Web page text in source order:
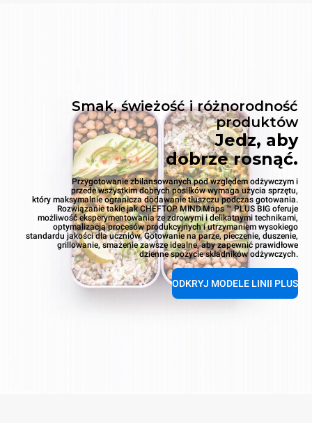
Smak, świeżość i różnorodność
produktów
Jedz, aby
dobrze rosnąć.
Przygotowanie zbilansowanych pod względem odżywczym i
przede wszystkim dobrych posiłków wymaga użycia sprzętu,
który maksymalnie ogranicza dodawanie tłuszczu podczas gotowania.
Rozwiązanie takie jak CHEFTOP MIND.Maps ™ PLUS BIG oferuje
możliwość eksperymentowania ze zdrowymi i delikatnymi technikami,
optymalizacją procesów produkcyjnych i utrzymaniem wysokiego
standardu jakości dla uczniów. Gotowanie na parze, pieczenie, duszenie,
grillowanie, smażenie zawsze idealne, aby zapewnić prawidłowe
dzienne spożycie składników odżywczych.
ODKRYJ MODELE LINII PLUS